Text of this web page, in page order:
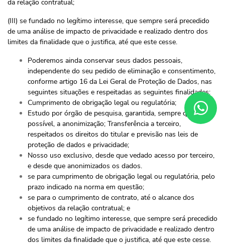
da relação contratual;
(III) se fundado no legítimo interesse, que sempre será precedido
de uma análise de impacto de privacidade e realizado dentro dos
limites da finalidade que o justifica, até que este cesse.
Poderemos ainda conservar seus dados pessoais,
independente do seu pedido de eliminação e consentimento,
conforme artigo 16 da Lei Geral de Proteção de Dados, nas
seguintes situações e respeitadas as seguintes finalidades:
Cumprimento de obrigação legal ou regulatória;
Estudo por órgão de pesquisa, garantida, sempre que
possível, a anonimização; Transferência a terceiro,
respeitados os direitos do titular e previsão nas leis de
proteção de dados e privacidade;
Nosso uso exclusivo, desde que vedado acesso por terceiro,
e desde que anonimizados os dados.
se para cumprimento de obrigação legal ou regulatória, pelo
prazo indicado na norma em questão;
se para o cumprimento de contrato, até o alcance dos
objetivos da relação contratual; e
se fundado no legítimo interesse, que sempre será precedido
de uma análise de impacto de privacidade e realizado dentro
dos limites da finalidade que o justifica, até que este cesse.